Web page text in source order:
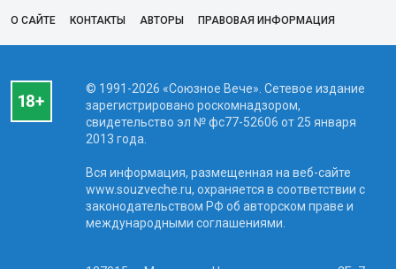
О САЙТЕ КОНТАКТЫ АВТОРЫ ПРАВОВАЯ ИНФОРМАЦИЯ
© 1991-2026 «Союзное Вече». Сетевое издание
зарегистрировано роскомнадзором,
свидетельство эл № фc77-52606 от 25 января
2013 года.
Вся информация, размещенная на веб-сайте
www.souzveche.ru, охраняется в соответствии с
законодательством РФ об авторском праве и
международными соглашениями.